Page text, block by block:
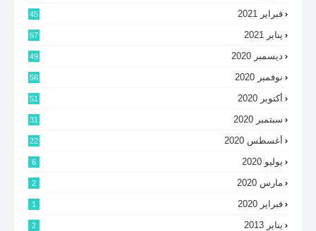
فبراير 2021 45
يناير 2021 67
ديسمبر 2020 49
نوفمبر 2020 56
أكتوبر 2020 51
سبتمبر 2020 31
أغسطس 2020 22
يوليو 2020 6
مارس 2020 2
فبراير 2020 1
يناير 2013 2